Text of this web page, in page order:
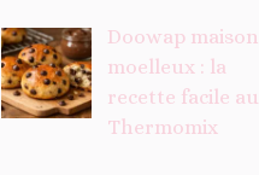
Doowap maison
moelleux : la
recette facile au
Thermomix